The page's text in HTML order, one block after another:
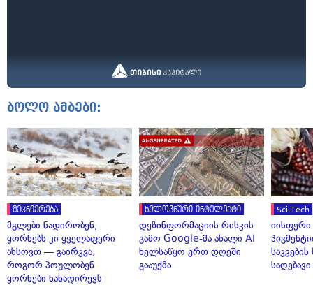
ბოლო ამბები:
მეცნიერება
მგლები ნადირობენ,
ყორნებს კი ყველაფერი
ახსოვთ — გაირკვა,
როგორ პოულობენ
ყორნები ნანადირევს
ხელოვნური ინტელექტი
დეზინფორმაციის რისკის
გამო Google-მა ახალი AI
ხელსაწყო ერთ დღეში
გააუქმა
Sci-Tech
იისფერი